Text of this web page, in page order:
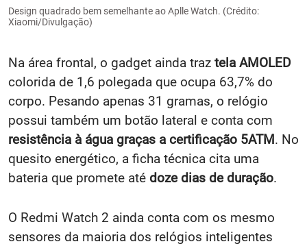
Design quadrado bem semelhante ao Aplle Watch. (Crédito:
Xiaomi/Divulgação)
Na área frontal, o gadget ainda traz tela AMOLED
colorida de 1,6 polegada que ocupa 63,7% do
corpo. Pesando apenas 31 gramas, o relógio
possui também um botão lateral e conta com
resistência à água graças a certificação 5ATM. No
quesito energético, a ficha técnica cita uma
bateria que promete até doze dias de duração.
O Redmi Watch 2 ainda conta com os mesmo
sensores da maioria dos relógios inteligentes